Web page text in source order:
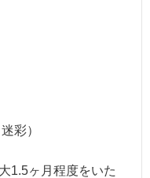
彩）
1.5ヶ月程度をいた